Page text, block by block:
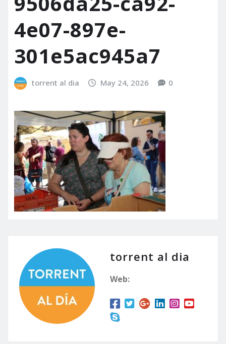
4e07-897e-
301e5ac945a7
torrent al dia May 24, 2026 0
torrent al dia
Web: